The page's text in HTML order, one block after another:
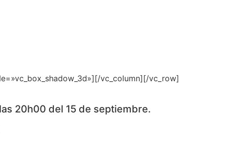
vc_column][/vc_row]
20h00 del 15 de septiembre.